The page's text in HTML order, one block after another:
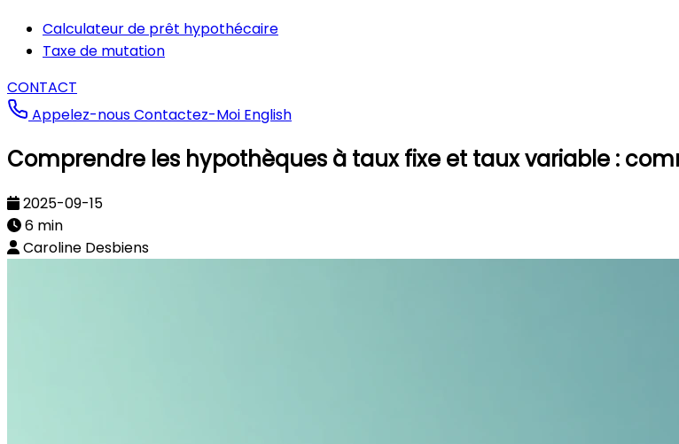
Calculateur de prêt hypothécaire
Taxe de mutation
CONTACT
Appelez-nousContactez-Moi English
Comprendre les hypothèques à taux fixe et taux variable :
2025-09-15
6 min
Caroline Desbiens